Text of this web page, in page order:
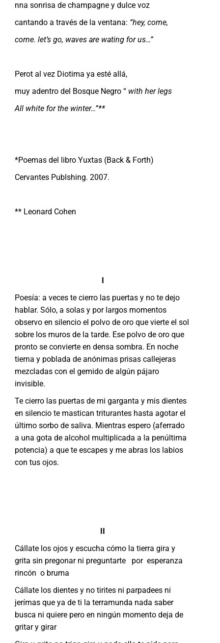
nna sonrisa de champagne y dulce voz
cantando a través de la ventana: “hey, come,
come. let’s go, waves are wating for us…”
Perot al vez Diotima ya esté allá,
muy adentro del Bosque Negro “ with her legs
All white for the winter…”**
*Poemas del libro Yuxtas (Back & Forth)
Cervantes Publshing. 2007.
** Leonard Cohen
I
Poesía: a veces te cierro las puertas y no te dejo
hablar. Sólo, a solas y por largos momentos
observo en silencio el polvo de oro que vierte el sol
sobre los muros de la tarde. Ese polvo de oro que
pronto se convierte en densa sombra. En noche
tierna y poblada de anónimas prisas callejeras
mezcladas con el gemido de algún pájaro
invisible.
Te cierro las puertas de mi garganta y mis dientes
en silencio te mastican triturantes hasta agotar el
último sorbo de saliva. Mientras espero (aferrado
a una gota de alcohol multiplicada a la penúltima
potencia) a que te escapes y me abras los labios
con tus ojos.
II
Cállate los ojos y escucha cómo la tierra gira y
grita sin pregonar ni preguntarte por esperanza
rincón o bruma
Cállate los dientes y no tirites ni parpadees ni
jerímas que ya de ti la terramunda nada saber
busca ni quiere pero en ningún momento deja de
gritar y girar